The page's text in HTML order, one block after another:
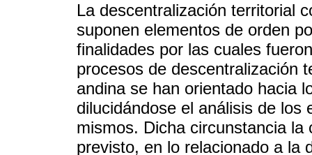
La descentralización territorial
suponen elementos de orden
finalidades por las cuales
procesos de descentralización
andina se han orientado hacia
dilucidándose el análisis de
mismos. Dicha circunstancia
previsto, en lo relacionado a la